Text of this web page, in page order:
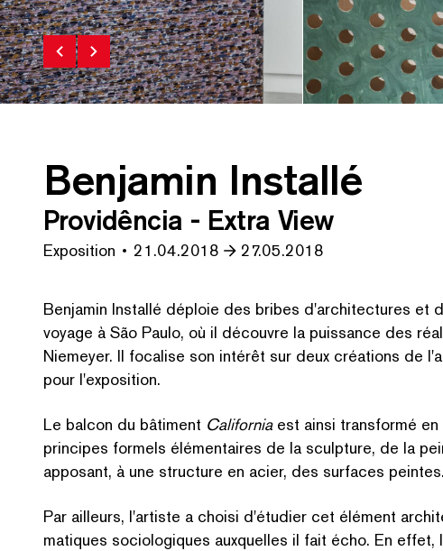
Benjamin Installé,
Fabrice Schneider
Benjamin Installé
Providência - Extra View
Exposition 21.04.2018 27.05.2018
Benjamin Installé déploie des bribes d'architectures et
voyage à São Paulo, où il découvre la puissance des
Niemeyer. Il focalise son intérêt sur deux créations de
pour l'exposition.
Le balcon du bâtiment Californiaest ainsi transformé en
principes formels élé­men­taires de la sculpture, de la
apposant, à une structure en acier, des surfaces peintes.
Par ailleurs, l'artiste a choisi d'étudier cet élément
ma­tiques soci­ologiques auxquelles il fait écho. En